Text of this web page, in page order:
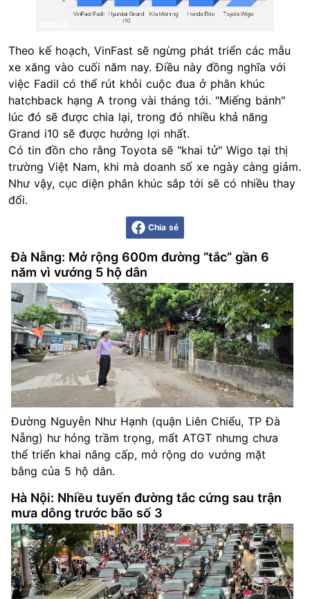
Theo kế hoạch, VinFast sẽ ngừng phát triển các mẫu
xe xăng vào cuối năm nay. Điều này đồng nghĩa với
việc Fadil có thể rút khỏi cuộc đua ở phân khúc
hatchback hạng A trong vài tháng tới. "Miếng bánh"
lúc đó sẽ được chia lại, trong đó nhiều khả năng
Grand i10 sẽ được hưởng lợi nhất.
Có tin đồn cho rằng Toyota sẽ "khai tử" Wigo tại thị
trường Việt Nam, khi mà doanh số xe ngày càng giảm.
Như vậy, cục diện phân khúc sắp tới sẽ có nhiều thay
đổi.
Chia sẻ
Đà Nẵng: Mở rộng 600m đường “tắc” gần 6
năm vì vướng 5 hộ dân
Đường Nguyễn Như Hạnh (quận Liên Chiểu, TP Đà
Nẵng) hư hỏng trầm trọng, mất ATGT nhưng chưa
thể triển khai nâng cấp, mở rộng do vướng mặt
bằng của 5 hộ dân.
Hà Nội: Nhiều tuyến đường tắc cứng sau trận
mưa dông trước bão số 3